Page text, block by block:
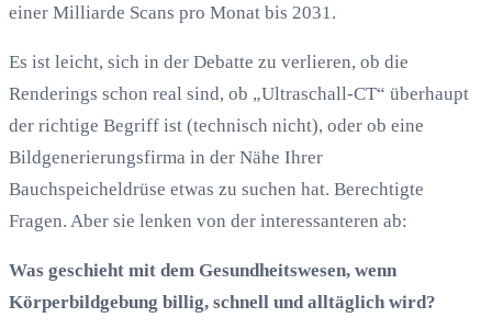
einer Milliarde Scans pro Monat bis 2031.
Es ist leicht, sich in der Debatte zu verlieren, ob die
Renderings schon real sind, ob „Ultraschall-CT“ überhaupt
der richtige Begriff ist (technisch nicht), oder ob eine
Bildgenerierungsfirma in der Nähe Ihrer
Bauchspeicheldrüse etwas zu suchen hat. Berechtigte
Fragen. Aber sie lenken von der interessanteren ab:
Was geschieht mit dem Gesundheitswesen, wenn
Körperbildgebung billig, schnell und alltäglich wird?